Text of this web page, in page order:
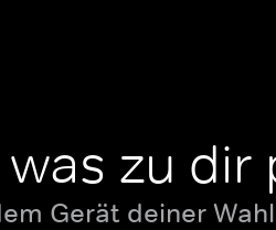
zu dir
Gerät deiner